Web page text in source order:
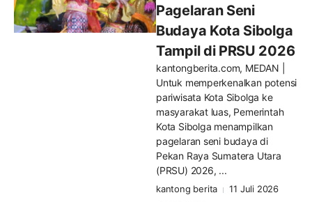
Pagelaran Seni
Budaya Kota Sibolga
Tampil di PRSU 2026
kantongberita.com, MEDAN |
Untuk memperkenalkan potensi
pariwisata Kota Sibolga ke
masyarakat luas, Pemerintah
Kota Sibolga menampilkan
pagelaran seni budaya di
Pekan Raya Sumatera Utara
(PRSU) 2026, ...
kantong berita 11 Juli 2026